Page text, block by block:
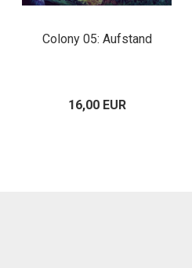
Colony 05: Aufstand
16,00 EUR